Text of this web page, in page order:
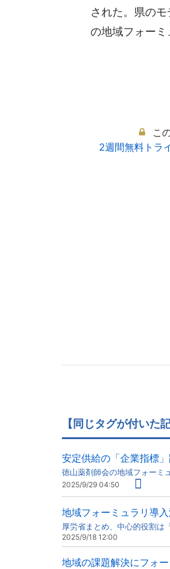
された。県の
の地域フォーミ
こ
2週間無料トラ
【同じタグが付いた記
安定供給の「企業指標
徳山薬剤師会の地域フォーミ
2025/9/29 04:50
地域フォーミュラリ導
厚労省まとめ、中心的役割は
2025/9/18 12:00
地域の課題解決にフォー